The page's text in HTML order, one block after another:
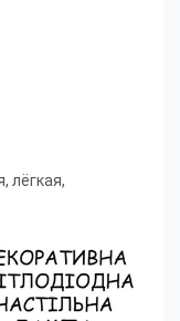
лёгкая,